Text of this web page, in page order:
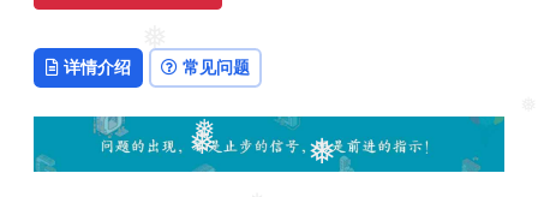
❅
❅
❅❅
详情介绍 常见问题